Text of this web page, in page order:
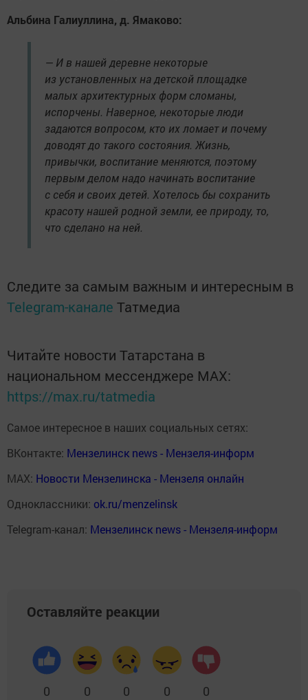
Альбина Галиуллина, д. Ямаково:
— И в нашей деревне некоторые
из установленных на детской площадке
малых архитектурных форм сломаны,
испорчены. Наверное, некоторые люди
задаются вопросом, кто их ломает и почему
доводят до такого состояния. Жизнь,
привычки, воспитание меняются, поэтому
первым делом надо начинать воспитание
с себя и своих детей. Хотелось бы сохранить
красоту нашей родной земли, ее природу, то,
что сделано на ней.
Следите за самым важным и интересным в
Telegram-канале Татмедиа
Читайте новости Татарстана в
национальном мессенджере MАХ:
https://max.ru/tatmedia
Самое интересное в наших социальных сетях:
ВКонтакте: Мензелинск news - Мензеля-информ
MAX: Новости Мензелинска - Мензеля онлайн
Одноклассники: ok.ru/menzelinsk
Telegram-канал: Мензелинск news - Мензеля-информ
Оставляйте реакции
0 0 0 0 0